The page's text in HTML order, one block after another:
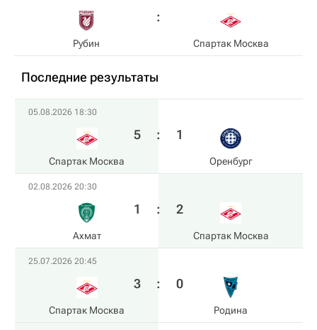
Рубин Спартак Москва
Последние результаты
05.08.2026 18:30
Спартак Москва
5 : 1
Оренбург
02.08.2026 20:30
Ахмат
1 : 2
Спартак Москва
25.07.2026 20:45
Спартак Москва
3 : 0
Родина